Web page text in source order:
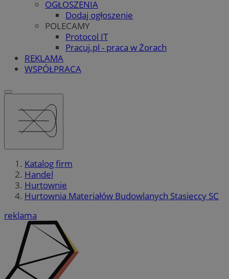
OGŁOSZENIA
Dodaj ogłoszenie
POLECAMY
Protocol IT
Pracuj.pl - praca w Żorach
REKLAMA
WSPÓŁPRACA
Katalog firm
Handel
Hurtownie
Hurtownia Materiałów Budowlanych Stasieccy SC
reklama